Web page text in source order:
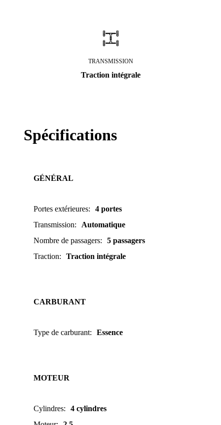
TRANSMISSION
Traction intégrale
Spécifications
GÉNÉRAL
Portes extérieures:
4 portes
Transmission:
Automatique
Nombre de passagers:
5 passagers
Traction: Traction intégrale
CARBURANT
Type de carburant: Essence
MOTEUR
Cylindres:
4 cylindres